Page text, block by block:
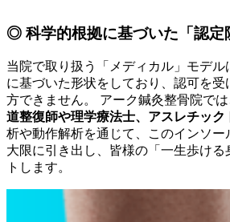
◎ 科学的根拠に基づいた「認定
当院で取り扱う「メディカル」モデル
に基づいた形状をしており、認可を
方できません。 アーク鍼灸整骨院で
道整復師や理学療法士、アスレチック
析や動作解析を通じて、このインソ
大限に引き出し、皆様の「一生歩け
トします。